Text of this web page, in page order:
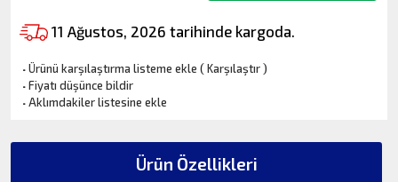
11 Ağustos, 2026 tarihinde kargoda.
·Ürünü karşılaştırma listeme ekle (Karşılaştır)
·Fiyatı düşünce bildir
·Aklımdakiler listesine ekle
Ürün Özellikleri